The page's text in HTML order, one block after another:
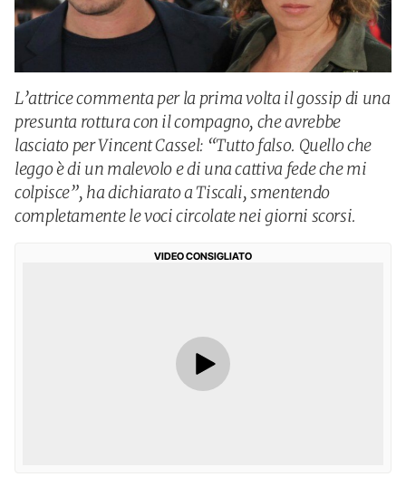
L’attrice commenta per la prima volta il gossip di una
presunta rottura con il compagno, che avrebbe
lasciato per Vincent Cassel: “Tutto falso. Quello che
leggo è di un malevolo e di una cattiva fede che mi
colpisce”, ha dichiarato a Tiscali, smentendo
completamente le voci circolate nei giorni scorsi.
VIDEO CONSIGLIATO